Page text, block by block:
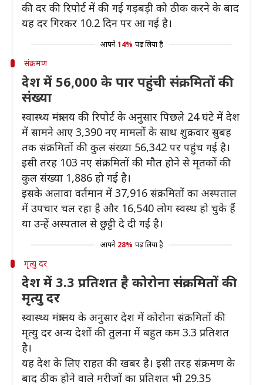
की दर की रिपोर्ट में की गई गड़बड़ी को ठीक करने के बाद
यह दर गिरकर 10.2 दिन पर आ गई है।
आपने 14% पढ़ लिया है
संक्रमण
देश में 56,000 के पार पहुंची संक्रमितों की
संख्या
स्वास्थ्य मंत्रालय की रिपोर्ट के अनुसार पिछले 24 घंटे में देश
में सामने आए 3,390 नए मामलों के साथ शुक्रवार सुबह
तक संक्रमितों की कुल संख्या 56,342 पर पहुंच गई है।
इसी तरह 103 नए संक्रमितों की मौत होने से मृतकों की
कुल संख्या 1,886 हो गई है।
इसके अलावा वर्तमान में 37,916 संक्रमितों का अस्पताल
में उपचार चल रहा है और 16,540 लोग स्वस्थ हो चुके हैं
या उन्हें अस्पताल से छुट्टी दे दी गई है।
आपने 28% पढ़ लिया है
मृत्यु दर
देश में 3.3 प्रतिशत है कोरोना संक्रमितों की
मृत्यु दर
स्वास्थ्य मंत्रालय के अनुसार देश में कोरोना संक्रमितों की
मृत्यु दर अन्य देशों की तुलना में बहुत कम 3.3 प्रतिशत
है।
यह देश के लिए राहत की खबर है। इसी तरह संक्रमण के
बाद ठीक होने वाले मरीजों का प्रतिशत भी 29.35